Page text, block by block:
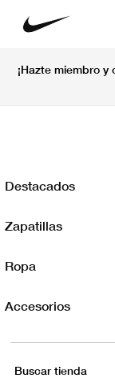
¡Hazte miembro
Destacados
Zapatillas
Ropa
Accesorios
Buscar tienda